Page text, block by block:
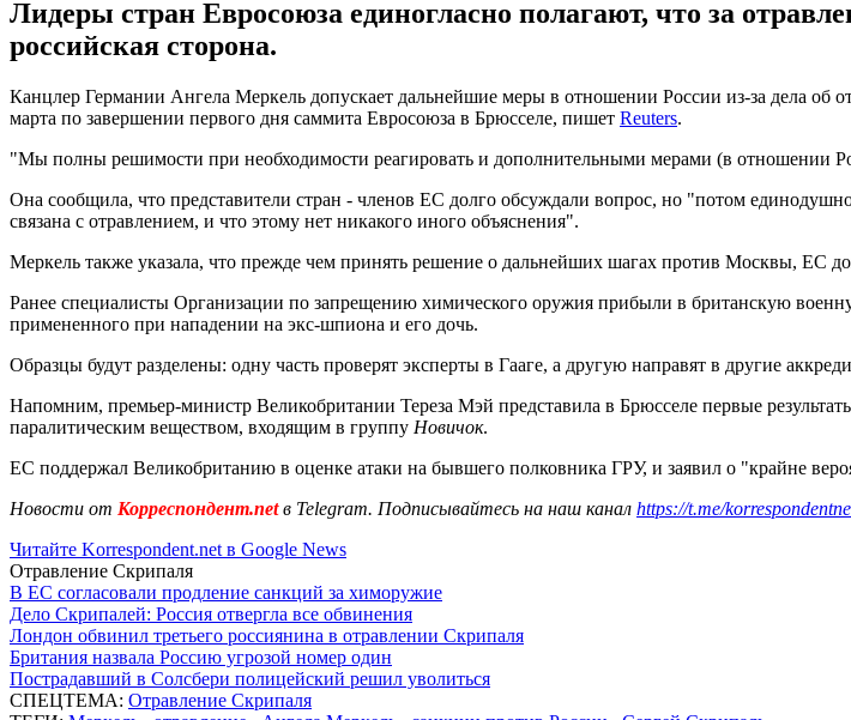
Лидеры стран Евросоюза единогласно полагают, что за
российская сторона.
Канцлер Германии Ангела Меркель допускает дальнейшие меры в отношении России из-за дела об
марта по завершении первого дня саммита Евросоюза в Брюсселе, пишет Reuters.
"Мы полны решимости при необходимости реагировать и дополнительными мерами (в отношении
Она сообщила, что представители стран - членов ЕС долго обсуждали вопрос, но "потом
связана с отравлением, и что этому нет никакого иного объяснения".
Меркель также указала, что прежде чем принять решение о дальнейших шагах против Москвы, ЕС
Ранее специалисты Организации по запрещению химического оружия прибыли в британскую
примененного при нападении на экс-шпиона и его дочь.
Образцы будут разделены: одну часть проверят эксперты в Гааге, а другую направят в другие
Напомним, премьер-министр Великобритании Тереза Мэй представила в Брюсселе первые
паралитическим веществом, входящим в группу Новичок.
ЕС поддержал Великобританию в оценке атаки на бывшего полковника ГРУ, и заявил о "крайне
Новости от Корреспондент.netв Telegram. Подписывайтесь на наш канал https://t.me/
Читайте Korrespondent.net в Google News
Отравление Скрипаля
В ЕС согласовали продление санкций за химоружие
Дело Скрипалей: Россия отвергла все обвинения
Лондон обвинил третьего россиянина в отравлении Скрипаля
Британия назвала Россию угрозой номер один
Пострадавший в Солсбери полицейский решил уволиться
СПЕЦТЕМА: Отравление Скрипаля